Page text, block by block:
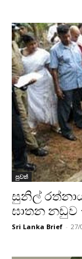
පුවත්
සුනිල්
ඝාතන නඩුව
Sri Lanka Brief - 27/